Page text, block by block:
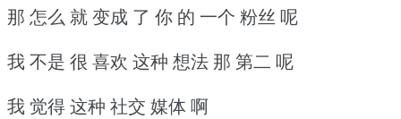
那 怎么 就 变成 了 你 的 一个 粉丝 呢
我 不是 很 喜欢 这种 想法 那 第二 呢
我 觉得 这种 社交 媒体 啊